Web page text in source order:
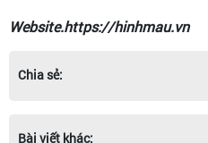
Website.https://hinhmau.vn
Chia sẻ:
Bài viết khác: